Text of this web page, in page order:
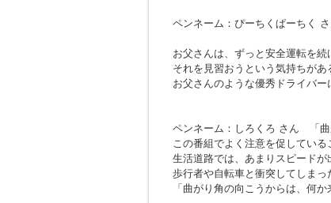
ペンネーム：ぴーちくぱーちく
お父さんは、ずっと安全運転を続
それを見習おうという気持ちがあ
お父さんのような優秀ドライバー
ペンネーム：しろくろ さん
「
この番組でよく注意を促している
生活道路では、あまりスピードが
歩行者や自転車と衝突してしまっ
「曲がり角の向こうからは、何